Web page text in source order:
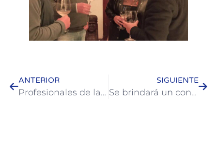
ANTERIOR
Profesionales de la República Oriental del Uruguay dictarán capacitaciones a productores argentinos
SIGUIENTE
Se brindará un concierto gratuito de arpa y bandoneón en la Parroquia